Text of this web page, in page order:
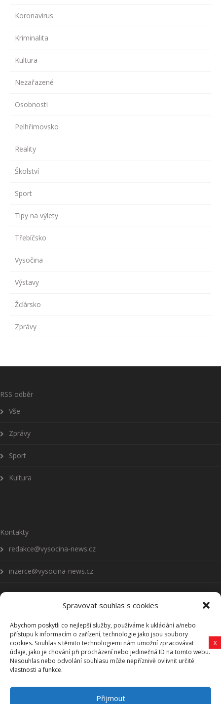
Spravovat souhlas s cookies
Abychom poskytli co nejlepší služby, používáme k ukládání a/nebo
přístupu k informacím o zařízení, technologie jako jsou soubory
cookies. Souhlas s těmito technologiemi nám umožní zpracovávat
údaje, jako je chování při procházení nebo jedinečná ID na tomto webu.
Nesouhlas nebo odvolání souhlasu může nepříznivě ovlivnit určité
vlastnosti a funkce.
Přijmout
Koronavirus
Kriminalita
Kultura
Nezařazené
Osobnosti
Pelhřimovsko
Reality
Školství
Sport
Tipy na výlety
Třebíčsko
Vysočina
Výstavy
Žďársko
Zprávy
RSS odběr
Vše
Zprávy
Sport
Kultura
Kontakty
redakce@vysocina-news.cz
inzerce@vysocina-news.cz
Přihlásit se k odběru novinek
Všeobecné podmínky
Vysočina-news.cz
x